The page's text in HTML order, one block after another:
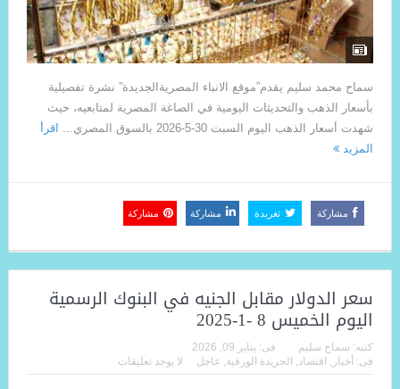
سماح محمد سليم يقدم”موقع الانباء المصريةالجديدة” نشرة تفصيلية
بأسعار الذهب والتحديثات اليومية في الصاغة المصرية لمتابعيه، حيث
شهدت أسعار الذهب اليوم السبت 30-5-2026 بالسوق المصري...
اقرأ
المزيد
مشاركة تغريدة مشاركة مشاركة
سعر الدولار مقابل الجنيه في البنوك الرسمية
اليوم الخميس 8 -1-2025
كتبه: سماح سليم فى: يناير 09, 2026
فى: أخبار , اقتصاد, الجريدة الورقية, عاجل لا يوجد تعليقات